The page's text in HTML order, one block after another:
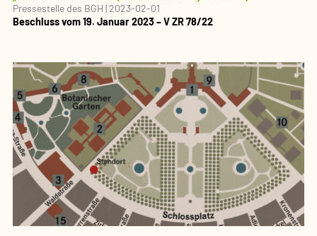
Pressestelle des BGH |2023-02-01
Beschluss vom 19. Januar 2023 – V ZR 78/22